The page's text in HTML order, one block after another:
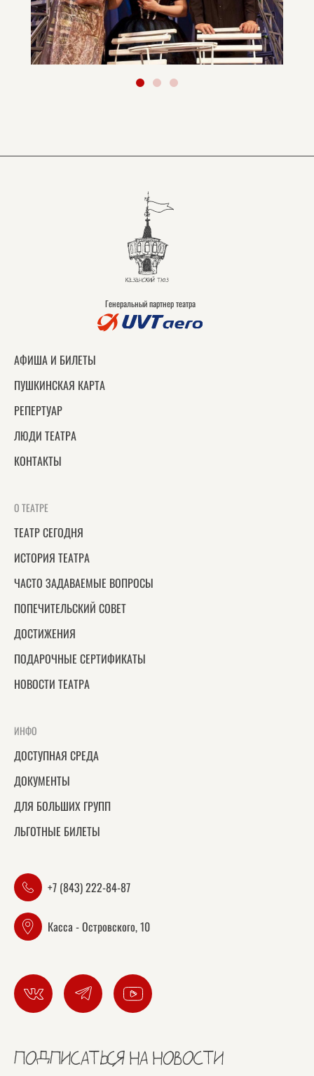
Генеральный партнер театра
АФИША И БИЛЕТЫ
ПУШКИНСКАЯ КАРТА
РЕПЕРТУАР
ЛЮДИ ТЕАТРА
КОНТАКТЫ
О ТЕАТРЕ
ТЕАТР СЕГОДНЯ
ИСТОРИЯ ТЕАТРА
ЧАСТО ЗАДАВАЕМЫЕ ВОПРОСЫ
ПОПЕЧИТЕЛЬСКИЙ СОВЕТ
ДОСТИЖЕНИЯ
ПОДАРОЧНЫЕ СЕРТИФИКАТЫ
НОВОСТИ ТЕАТРА
ИНФО
ДОСТУПНАЯ СРЕДА
ДОКУМЕНТЫ
ДЛЯ БОЛЬШИХ ГРУПП
ЛЬГОТНЫЕ БИЛЕТЫ
+7 (843) 222-84-87
Касса - Островского, 10
ПОДПИСАТЬСЯ НА НОВОСТИ